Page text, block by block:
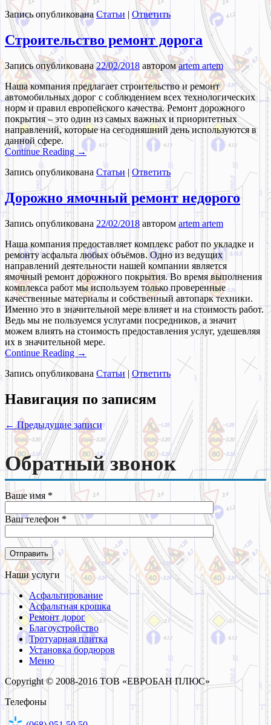
Запись опубликована Статьи | Ответить
Строительство ремонт дорога
Запись опубликована22/02/2018 авторомartem artem
Наша компания предлагает строительство и ремонт
автомобильных дорог с соблюдением всех технологических
норм и правил европейского качества. Ремонт дорожного
покрытия – это один из самых важных и приоритетных
направлений, которые на сегодняшний день используются в
данной сфере.
Continue Reading →
Запись опубликована Статьи | Ответить
Дорожно ямочный ремонт недорого
Запись опубликована 22/02/2018 автором artem artem
Наша компания предоставляет комплекс работ по укладке и
ремонту асфальта любых объёмов. Одно из ведущих
направлений деятельности нашей компании является
ямочный ремонт дорожного покрытия. Во время выполнения
комплекса работ мы используем только проверенные
качественные материалы и собственный автопарк техники.
Именно это в значительной мере влияет и на стоимость работ.
Ведь мы не пользуемся услугами посредников, а значит
можем влиять на стоимость предоставления услуг, удешевляя
их в значительной мере.
Continue Reading →
Запись опубликована Статьи |Ответить
Навигация по записям
← Предыдущие записи
Обратный звонок
Ваше имя *
Ваш телефон *
Наши услуги
Асфальтирование
Асфальтная крошка
Ремонт дорог
Благоустройство
Тротуарная плитка
Установка бордюров
Меню
Copyright © 2008-2016 ТОВ «ЕВРОБАН ПЛЮС»
Телефоны